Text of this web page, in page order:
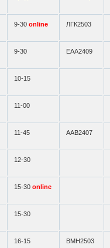
9-30online ЛГК2503
9-30 ЕАА2409
10-15
11-00
11-45 ААВ2407
12-30
15-30online
15-30
16-15 ВМН2503